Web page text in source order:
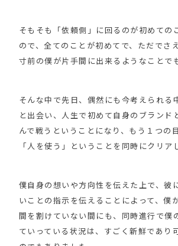
そもそも「依頼側」に回るのが初めての
ので、全てのことが初めてで、ただでさ
寸前の僕が片手間に出来るようなことで
そんな中で先日、偶然にも今考えられる
と出会い、人生で初めて自身のブランド
んで戦うということになり、もう１つの
「人を使う」ということを同時にクリア
僕自身の想いや方向性を伝えた上で、彼
いことの指示を伝えることによって、僕
間を割けていない間にも、同時進行で僕
ていっている状況は、すごく新鮮であり